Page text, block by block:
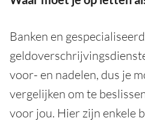
Banken en
voor- en nadelen, dus je
vergelijken om te
voor jou. Hier zijn enkele